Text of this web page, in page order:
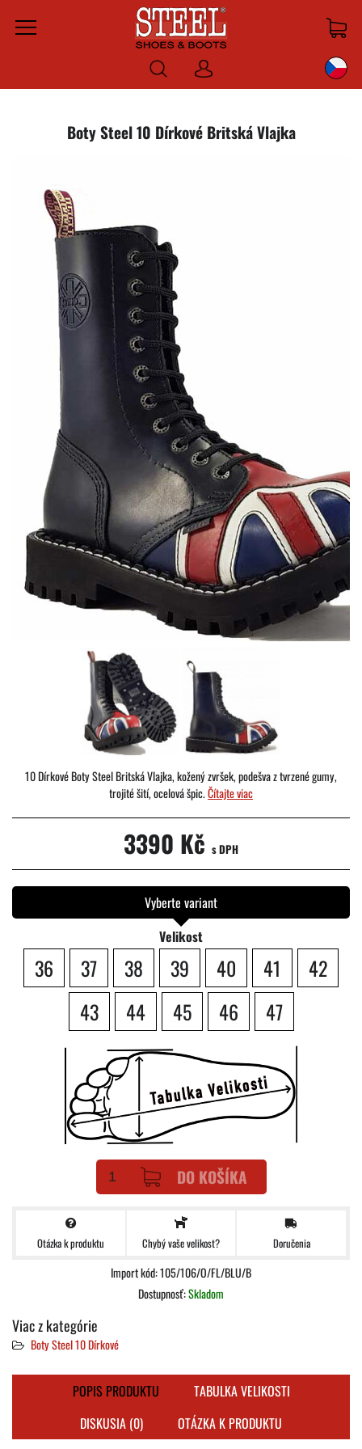
Menu
Prihlásiť
sa
Boty Steel 10 Dírkové Britská Vlajka
10 Dírkové Boty Steel Britská Vlajka, kožený zvršek, podešva z tvrzené gumy,
trojité šití, ocelová špic.Čítajte viac
3390 Kč s DPH
Vyberte variant
Velikost
36 37 38 39 40 41
42
43
44 45 46 47
DO KOŠÍKA
Otázka k produktu Chybý vaše velikost? Doručenia
Import kód: 105/106/O/FL/BLU/B
Dostupnosť:Skladom
Viac z kategórie
Boty Steel 10 Dírkové
POPIS PRODUKTU
TABULKA VELIKOSTI
DISKUSIA (0)
OTÁZKA K PRODUKTU